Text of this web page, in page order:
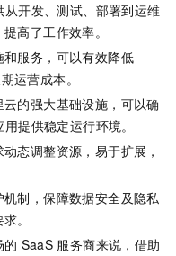
从开发、测试、部署到运维
高了工作效率。
和服务，可以有效降低
运营成本。
的强大基础设施，可以确
用提供稳定运行环境。
动态调整资源，易于扩展，
机制，保障数据安全及隐私
。
的 SaaS 服务商来说，借助